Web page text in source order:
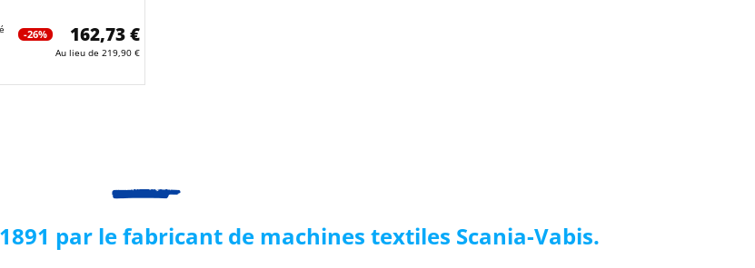
-26% 162,73 €
Au lieu de 219,90 €
par le fabricant de machines textiles Scania-Vabis.